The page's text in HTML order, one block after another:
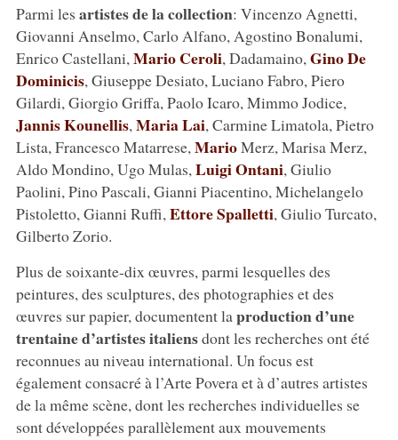
Parmi les artistes de la collection: Vincenzo Agnetti,
Giovanni Anselmo, Carlo Alfano, Agostino Bonalumi,
Enrico Castellani, Mario Ceroli, Dadamaino, Gino De
Dominicis, Giuseppe Desiato, Luciano Fabro, Piero
Gilardi, Giorgio Griffa, Paolo Icaro, Mimmo Jodice,
Jannis Kounellis, Maria Lai, Carmine Limatola, Pietro
Lista, Francesco Matarrese, MarioMerz, Marisa Merz,
Aldo Mondino, Ugo Mulas, Luigi Ontani, Giulio
Paolini, Pino Pascali, Gianni Piacentino, Michelangelo
Pistoletto, Gianni Ruffi, Ettore Spalletti, Giulio Turcato,
Gilberto Zorio.
Plus de soixante-dix œuvres, parmi lesquelles des
peintures, des sculptures, des photographies et des
œuvres sur papier, documentent la production d’une
trentaine d’artistes italiensdont les recherches ont été
reconnues au niveau international. Un focus est
également consacré à l’Arte Povera et à d’autres artistes
de la même scène, dont les recherches individuelles se
sont développées parallèlement aux mouvements